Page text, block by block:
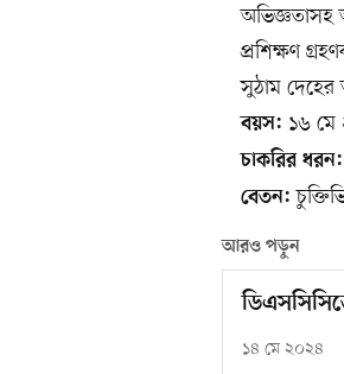
অভিজ্ঞতাসহ
প্রশিক্ষণ
সুঠাম দেহের
বয়স: ১৬ মে
চাকরির ধরন:
বেতন:
আরও পড়ুন
১৪ মে ২০২৪